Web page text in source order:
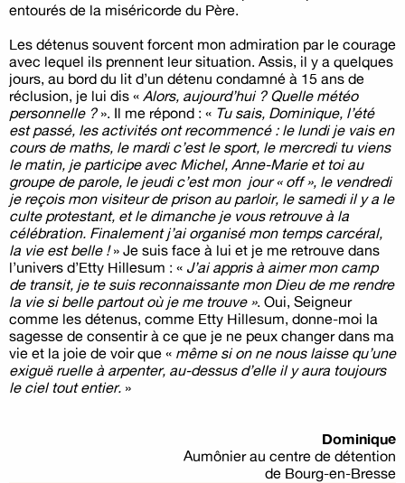
entourés de la miséricorde du Père.
Les détenus souvent forcent mon admiration par le courage
avec lequel ils prennent leur situation. Assis, il y a quelques
jours, au bord du lit d’un détenu condamné à 15 ans de
réclusion, je lui dis « Alors, aujourd’hui ? Quelle météo
personnelle ?». Il me répond : « Tu sais, Dominique, l’été
est passé, les activités ont recommencé : le lundi je vais en
cours de maths, le mardi c’est le sport, le mercredi tu viens
le matin, je participe avec Michel, Anne-Marie et toi au
groupe de parole, le jeudi c’est mon jour « off », le vendredi
je reçois mon visiteur de prison au parloir, le samedi il y a le
culte protestant, et le dimanche je vous retrouve à la
célébration. Finalement j’ai organisé mon temps carcéral,
la vie est belle !» Je suis face à lui et je me retrouve dans
l’univers d’Etty Hillesum : « J’ai appris à aimer mon camp
de transit, je te suis reconnaissante mon Dieu de me rendre
la vie si belle partout où je me trouve ». Oui, Seigneur
comme les détenus, comme Etty Hillesum, donne-moi la
sagesse de consentir à ce que je ne peux changer dans ma
vie et la joie de voir que « même si on ne nous laisse qu’une
exiguë ruelle à arpenter, au-dessus d’elle il y aura toujours
le ciel tout entier. »
Dominique
Aumônier au centre de détention
de Bourg-en-Bresse